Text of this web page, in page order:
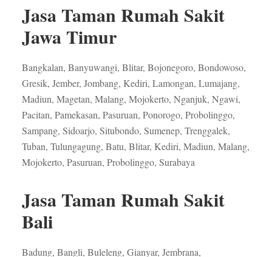
Jasa Taman Rumah Sakit
Jawa Timur
Bangkalan, Banyuwangi, Blitar, Bojonegoro, Bondowoso,
Gresik, Jember, Jombang, Kediri, Lamongan, Lumajang,
Madiun, Magetan, Malang, Mojokerto, Nganjuk, Ngawi,
Pacitan, Pamekasan, Pasuruan, Ponorogo, Probolinggo,
Sampang, Sidoarjo, Situbondo, Sumenep, Trenggalek,
Tuban, Tulungagung, Batu, Blitar, Kediri, Madiun, Malang,
Mojokerto, Pasuruan, Probolinggo, Surabaya
Jasa Taman Rumah Sakit
Bali
Badung, Bangli, Buleleng, Gianyar, Jembrana,